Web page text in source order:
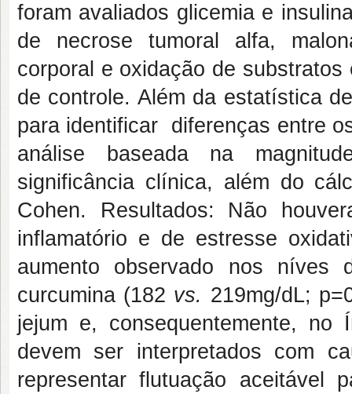
foram avaliados glicemia e
de necrose tumoral alfa,
corporal e oxidação de
de controle. Além da estatística
para identificar diferenças entre
análise baseada na
significância clínica, além do
Cohen. Resultados: Não
inflamatório e de estresse
aumento observado nos níves
curcumina (182 vs. 219mg/dL;
jejum e, consequentemente,
devem ser interpretados com
representar flutuação aceitável